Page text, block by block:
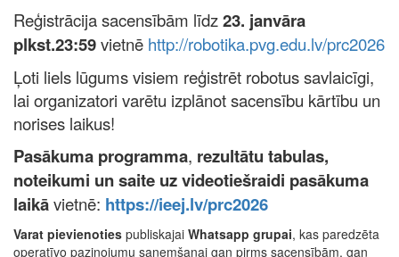
Reģistrācija sacensībām līdz23. janvāra
plkst.23:59vietnē http://robotika.pvg.edu.lv/prc2026
Ļoti liels lūgums visiem reģistrēt robotus savlaicīgi,
lai organizatori varētu izplānot sacensību kārtību un
norises laikus!
Pasākuma programma, rezultātu tabulas,
noteikumi unsaite uz videotiešraidi pasākuma
laikāvietnē: https://ieej.lv/prc2026
Varat pievienoties publiskajai Whatsapp grupai, kas paredzēta
operatīvo paziņojumu saņemšanai gan pirms sacensībām, gan